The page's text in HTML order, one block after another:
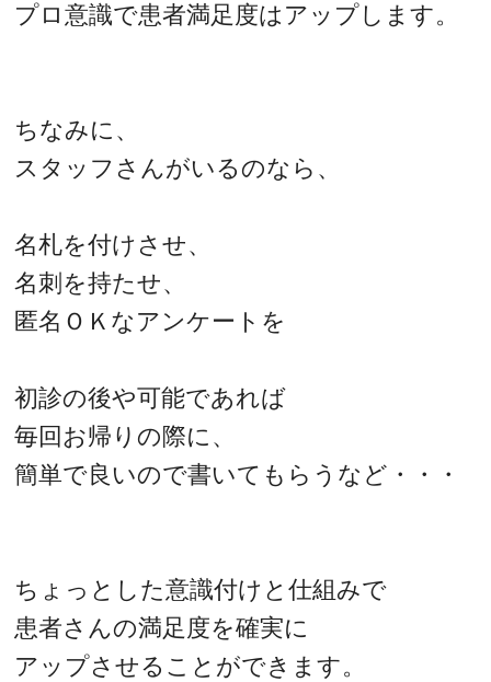
プロ意識で患者満足度はアップします。
ちなみに、
スタッフさんがいるのなら、
名札を付けさせ、
名刺を持たせ、
匿名ＯＫなアンケートを
初診の後や可能であれば
毎回お帰りの際に、
簡単で良いので書いてもらうなど・・・
ちょっとした意識付けと仕組みで
患者さんの満足度を確実に
アップさせることができます。